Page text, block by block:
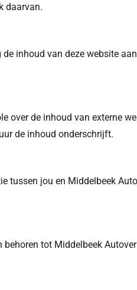
daarvan.
inhoud van deze website
over de inhoud van externe
de inhoud onderschrijft.
tussen jou en Middelbeek
behoren tot Middelbeek